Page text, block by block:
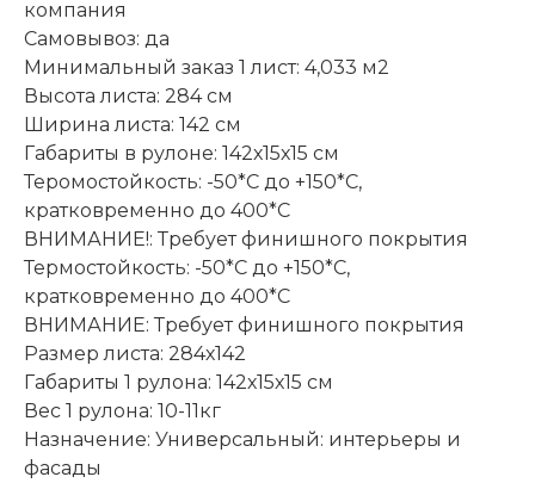
компания
Самовывоз: да
Минимальный заказ 1 лист: 4,033 м2
Высота листа: 284 см
Ширина листа: 142 см
Габариты в рулоне: 142х15х15 см
Теромостойкость: -50*С до +150*С,
кратковременно до 400*C
ВНИМАНИЕ!: Требует финишного покрытия
Термостойкость: -50*С до +150*С,
кратковременно до 400*C
ВНИМАНИЕ: Требует финишного покрытия
Размер листа: 284х142
Габариты 1 рулона: 142х15х15 см
Вес 1 рулона: 10-11кг
Назначение: Универсальный: интерьеры и
фасады